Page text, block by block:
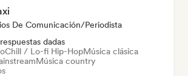
De Comunicación/Periodista
dadas
Chill / Lo-fi Hip-HopMúsica clásica
Música country